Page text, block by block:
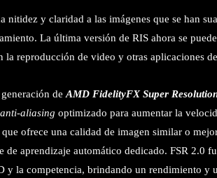
nitidez y claridad a las imágenes que se han
La última versión de RIS ahora se
la reproducción de video y otras aplicaciones
deAMD FidelityFX Super
anti-aliasing optimizado para aumentar la
ofrece una calidad de imagen similar o
de aprendizaje automático dedicado. FSR 2.0
y la competencia, brindando un rendimiento y